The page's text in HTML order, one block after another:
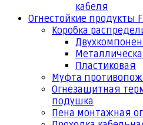
кабеля
Огнестойкие продукты
Коробка
Пластиковая
Муфта
Огнезащитная
подушка
Пена монтажная